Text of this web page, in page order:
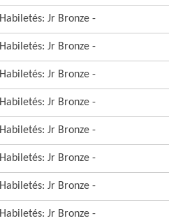
Habiletés: Jr Bronze -
Habiletés: Jr Bronze -
Habiletés: Jr Bronze -
Habiletés: Jr Bronze -
Habiletés: Jr Bronze -
Habiletés: Jr Bronze -
Habiletés: Jr Bronze -
Habiletés: Jr Bronze -